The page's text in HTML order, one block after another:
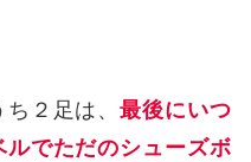
ち２足は、最後にいつ
でただのシューズボ